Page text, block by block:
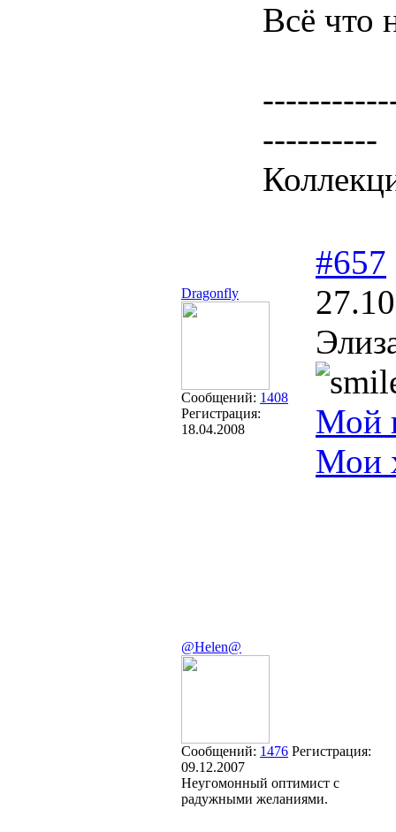
Всё что
----------
Dragonfly
Сообщений: 1408
Регистрация:
18.04.2008
#657
Мой
Мои
@Helen@
Сообщений: 1476 Регистрация:
09.12.2007
Неугомонный оптимист с
радужными желаниями.